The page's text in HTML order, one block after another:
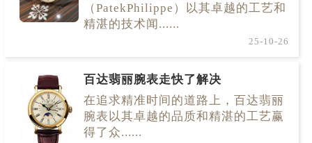
（PatekPhilippe）以其卓越的工艺和
精湛的技术闻......
25-10-26
百达翡丽腕表走快了解决
在追求精准时间的道路上，百达翡丽
腕表以其卓越的品质和精湛的工艺赢
得了众......